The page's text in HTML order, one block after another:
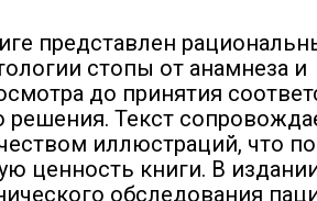
представлен
стопы от анамнеза и
до принятия
решения. Текст
иллюстраций, что
ценность книги. В
обследования